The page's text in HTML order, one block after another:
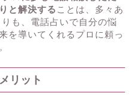
と解決する ことは、多々あ
も、電話占いで自分の悩
を導いてくれるプロに頼っ
リット